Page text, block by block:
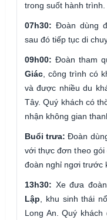
trong suốt hành trình.
07h30: Đoàn dùng
sau đó tiếp tục di
09h00: Đoàn tham
Giác, công trình có
và được nhiều du
Tây. Quý khách có
nhận không gian
Buổi trưa: Đoàn
với thực đơn theo gói
đoàn nghỉ ngơi trước
13h30: Xe đưa
Lập, khu sinh thái
Long An. Quý